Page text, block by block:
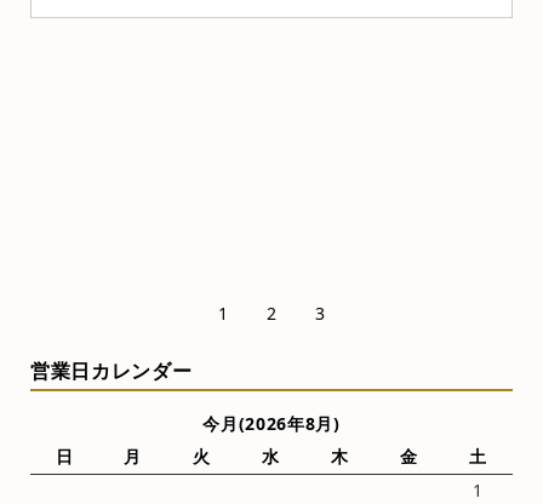
1 2 3
営業日カレンダー
今月(2026年8月)
日
月 火 水 木 金
土
1